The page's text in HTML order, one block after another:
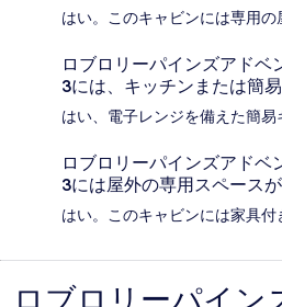
はい。このキャビンには専用の
ロブロリーパインズアドベ
3には、キッチンまたは簡
はい、電子レンジを備えた簡易
ロブロリーパインズアドベ
3には屋外の専用スペース
はい。このキャビンには家具付
口